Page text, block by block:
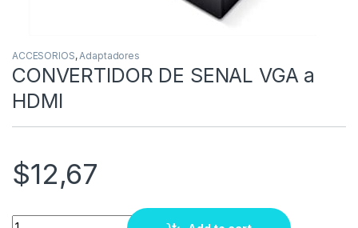
ACCESORIOS, Adaptadores
CONVERTIDOR DE SENAL VGA a
HDMI
$12,67
Quantity